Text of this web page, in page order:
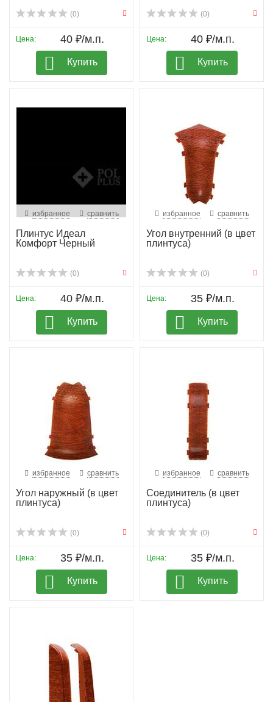
(0)
Цена: 40 ₽/м.п.
Купить
(0)
Цена: 40 ₽/м.п.
Купить
избранное сравнить
Плинтус Идеал
Комфорт Черный
(0)
Цена: 40 ₽/м.п.
Купить
избранное сравнить
Угол внутренний (в цвет
плинтуса)
(0)
Цена: 35 ₽/м.п.
Купить
избранное сравнить
Угол наружный (в цвет
плинтуса)
(0)
Цена: 35 ₽/м.п.
Купить
избранное сравнить
Соединитель (в цвет
плинтуса)
(0)
Цена: 35 ₽/м.п.
Купить